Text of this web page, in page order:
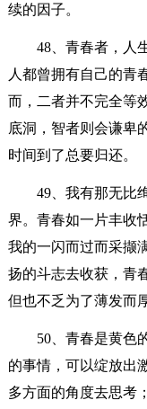
续的因子。
48、青春者，人
人都曾拥有自己的青
而，二者并不完全等
底洞，智者则会谦卑
时间到了总要归还。
49、我有那无比
界。青春如一片丰收
我的一闪而过而采撷
扬的斗志去收获，青
但也不乏为了薄发而
50、青春是黄色
的事情，可以绽放出
多方面的角度去思考